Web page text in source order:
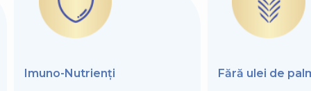
Imuno-Nutrienți Fără ulei de